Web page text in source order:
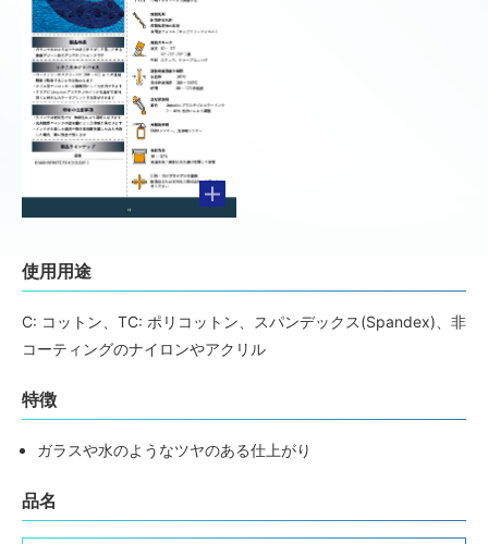
使用用途
C: コットン、TC: ポリコットン、スパンデックス(Spandex)、非
コーティングのナイロンやアクリル
特徴
ガラスや水のようなツヤのある仕上がり
品名